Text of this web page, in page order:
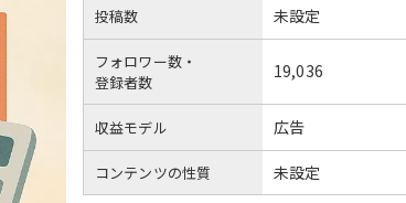
投稿数 未設定
フォロワー数・
登録者数
19,036
収益モデル 広告
コンテンツの性質 未設定